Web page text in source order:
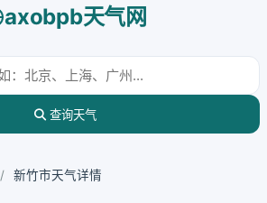
axobpb天气网
查询天气
/ 新竹市天气详情